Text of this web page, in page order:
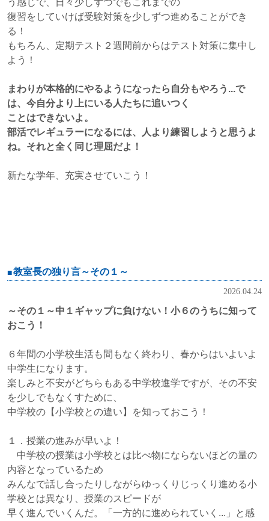
う感じで、日々少しずつでもこれまでの
復習をしていけば受験対策を少しずつ進めることができ
る！
もちろん、定期テスト２週間前からはテスト対策に集中し
よう！
まわりが本格的にやるようになったら自分もやろう...で
は、今自分より上にいる人たちに追いつく
ことはできないよ。
部活でレギュラーになるには、人より練習しようと思うよ
ね。それと全く同じ理屈だよ！
新たな学年、充実させていこう！
教室長の独り言～その１～
2026.04.24
～その１～中１ギャップに負けない！小６のうちに知って
おこう！
６年間の小学校生活も間もなく終わり、春からはいよいよ
中学生になります。
楽しみと不安がどちらもある中学校進学ですが、その不安
を少しでもなくすために、
中学校の【小学校との違い】を知っておこう！
１．授業の進みが早いよ！
中学校の授業は小学校とは比べ物にならないほどの量の
内容となっているため
みんなで話し合ったりしながらゆっくりじっくり進める小
学校とは異なり、授業のスピードが
早く進んでいくんだ。「一方的に進められていく...」と感